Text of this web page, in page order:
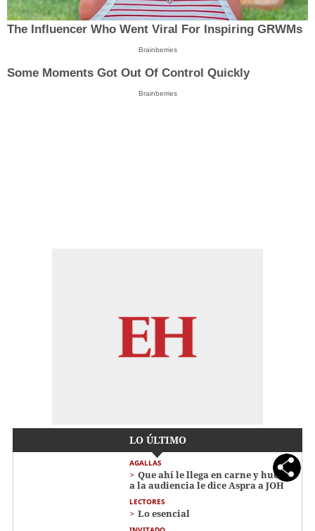
The Influencer Who Went Viral For Inspiring GRWMs
Brainberries
Some Moments Got Out Of Control Quickly
Brainberries
LO ÚLTIMO
AGALLAS
Que ahí le llega en carne y hueso
a la audiencia le dice Aspra a JOH
LECTORES
Lo esencial